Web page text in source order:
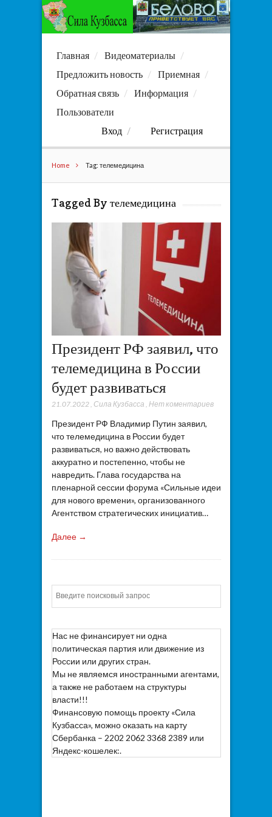
Главная
Видеоматериалы
Предложить новость
Приемная
Обратная связь
Информация
Пользователи
Вход
Регистрация
Home Tag: телемедицина
Tagged By телемедицина
Президент РФ заявил, что
телемедицина в России
будет развиваться
21.07.2022, Сила Кузбасса Нет коментариев
Президент РФ Владимир Путин заявил,
что телемедицина в России будет
развиваться, но важно действовать
аккуратно и постепенно, чтобы не
навредить. Глава государства на
пленарной сессии форума «Сильные идеи
для нового времени», организованного
Агентством стратегических инициатив…
Далее →
Нас не финансирует ни одна
политическая партия или движение из
России или других стран.
Мы не являемся иностранными агентами,
а также не работаем на структуры
власти!!!
Финансовую помощь проекту «Сила
Кузбасса», можно оказать на карту
Сбербанка – 2202 2062 3368 2389 или
Яндекс-кошелек:.